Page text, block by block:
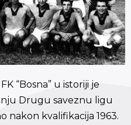
“Bosna” u istoriji je
Drugu saveznu ligu
nakon kvalifikacija 1963.